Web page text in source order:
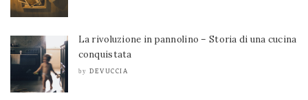
La rivoluzione in pannolino – Storia di una cucina
conquistata
by DEVUCCIA